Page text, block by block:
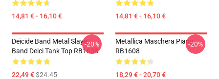
14,81 € - 16,10 € 14,81 € - 16,10 €
Deicide Band Metal Slayer
Band Deici Tank Top RB1608
22,49 €$24.45
-20%
Metallica Maschera Piana
RB1608
18,29 € - 20,70 €
-20%